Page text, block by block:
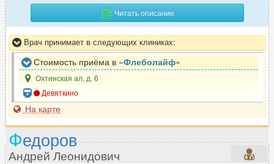
Читать описание
Врач принимает в следующих клиниках:
Стоимость приёма в «Флеболайф»
Охтинская ал. д. 6
Девяткино
На карте
Федоров
Андрей Леонидович